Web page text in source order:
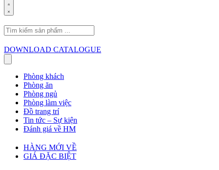
Search
for:
DOWNLOAD CATALOGUE
Phòng khách
Phòng ăn
Phòng ngủ
Phòng làm việc
Đồ trang trí
Tin tức – Sự kiện
Đánh giá về HM
HÀNG MỚI VỀ
GIÁ ĐẶC BIỆT